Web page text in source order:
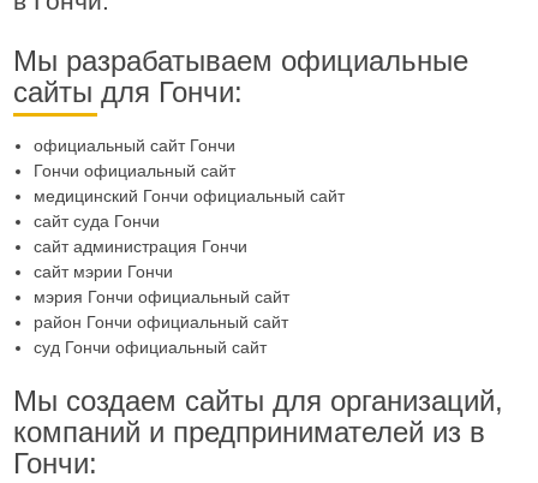
Мы разрабатываем официальные
сайты для Гончи:
официальный сайт Гончи
Гончи официальный сайт
медицинский Гончи официальный сайт
сайт суда Гончи
сайт администрация Гончи
сайт мэрии Гончи
мэрия Гончи официальный сайт
район Гончи официальный сайт
суд Гончи официальный сайт
Мы создаем сайты для организаций,
компаний и предпринимателей из в
Гончи: